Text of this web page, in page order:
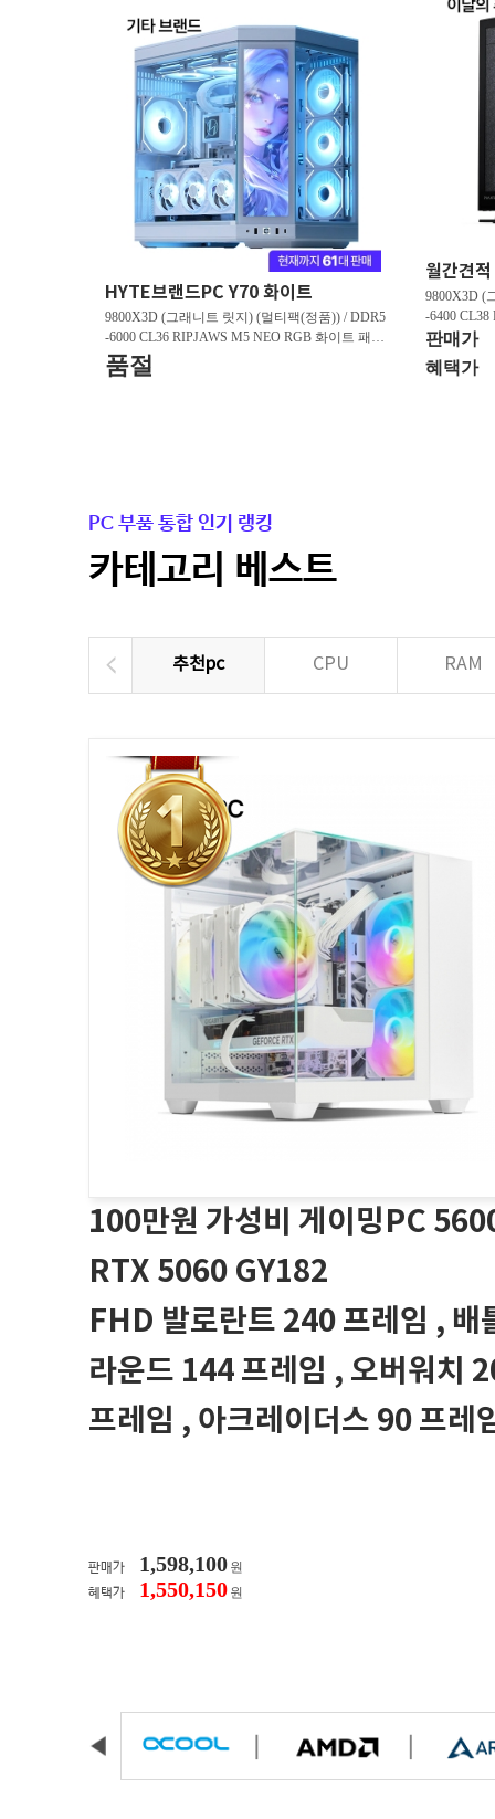
HYTE브랜드PC Y70 화이트
9800X3D (그래니트 릿지) (멀티팩(정품)) / DDR5
-6000 CL36 RIPJAWS M5 NEO RGB 화이트 패키
지 (32GB(16Gx2)) / B850M AORUS ELITE WIFI6
E ICE 피씨디렉트 / 지포스 RTX 5080 AERO OC S
품절
9800X3D (
-6400 CL38
스
/ 라데온
0 M.2
판매가
혜택가
PC 부품 통합 인기 랭킹
카테고리 베스트
추천pc CPU RAM
100만원 가성비 게이밍PC
RTX 5060 GY182
FHD 발로란트 240 프레임 , 배
라운드 144 프레임 , 오버워치
프레임 , 아크레이더스 90 프레
판매가 1,598,100 원
혜택가
1,550,150 원